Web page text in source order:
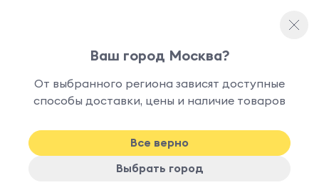
Ваш город Москва?
От выбранного региона зависят доступные
способы доставки, цены и наличие товаров
Все верно
Выбрать город